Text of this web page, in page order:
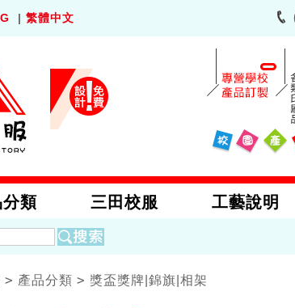
| 繁體中文
分類 三田校服 工藝說明
> 產品分類 > 獎盃獎牌|錦旗|相架